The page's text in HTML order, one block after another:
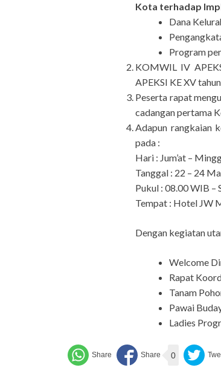
Kota terhadap
Dana
Program
KOMWIL IV
APEKSI KE XV
Peserta rapat
cadangan pertama
Adapun rangkaian
pada :
Hari : Jum’at –
Tanggal : 22 – 24
Pukul : 08.00 WIB –
Tempat : Hotel JW
Dengan kegiatan
Welcome
Rapat
Tanam
Pawai
Ladies
0